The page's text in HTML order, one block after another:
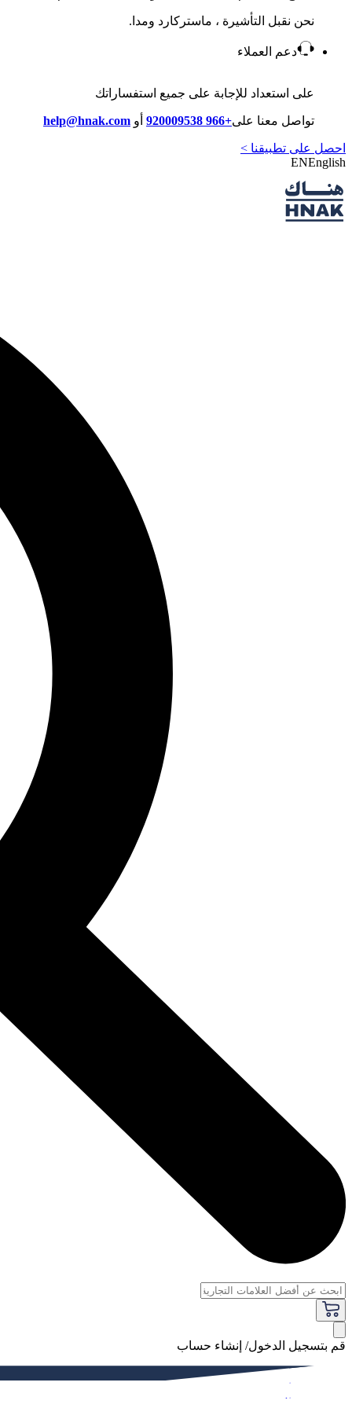
نحن نقبل التأشيرة ، ماستركارد ومدا.
دعم العملاء
على استعداد للإجابة على جميع استفساراتك
تواصل معنا على+966 920009538 أو help@hnak.com
احصل على تطبيقنا >
ENEnglish
قم بتسجيل الدخول/ إنشاء حساب
فاخر
النساء
الرجال